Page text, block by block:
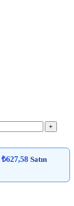
₺627,58 Satın